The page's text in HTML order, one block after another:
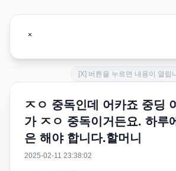
[X] 버튼을 누르면 내용이 열립
ㅈㅇ 중독인데 어카죠 중딩
가 ㅈㅇ 중독이거든요. 하루
은 해야 합니다.할머니
2025-02-11 23:38:02